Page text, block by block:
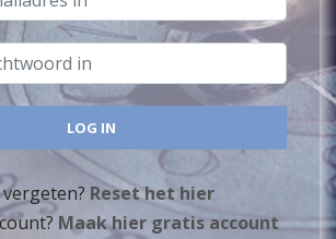
Reset het hier
Maak hier gratis account